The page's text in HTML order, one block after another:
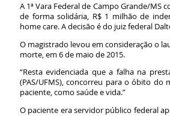
A 1ª Vara Federal de Campo Grande/MS
de forma solidária, R$ 1 milhão de
home care. A decisão é do juiz federal
O magistrado levou em consideração o
morte, em 6 de maio de 2015.
“Resta evidenciada que a falha na
(PAS/UFMS), concorreu para o óbito
paciente, como saúde e vida.”
O paciente era servidor público federal